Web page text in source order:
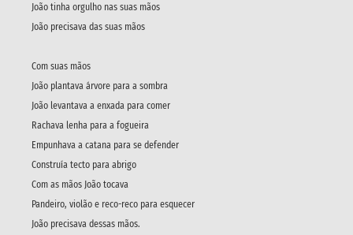
João tinha orgulho nas suas mãos
João precisava das suas mãos
Com suas mãos
João plantava árvore para a sombra
João levantava a enxada para comer
Rachava lenha para a fogueira
Empunhava a catana para se defender
Construía tecto para abrigo
Com as mãos João tocava
Pandeiro, violão e reco-reco para esquecer
João precisava dessas mãos.